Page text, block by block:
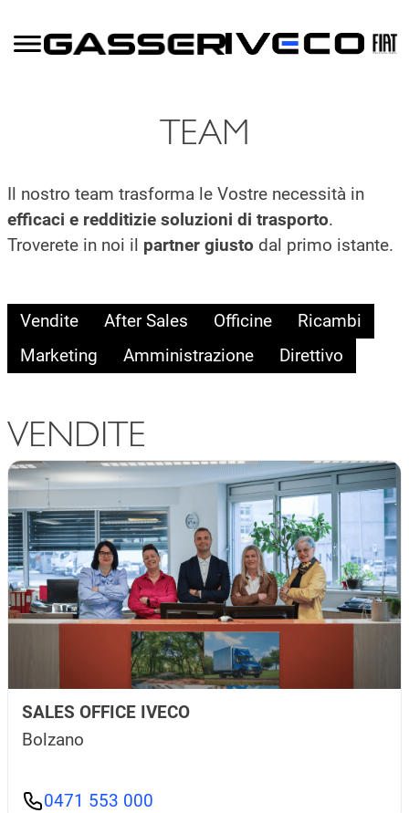
TEAM
Il nostro team trasforma le Vostre necessità in
efficaci e redditizie soluzioni di trasporto.
Troverete in noi il partner giusto dal primo istante.
Vendite After Sales Officine
Ricambi
Marketing
Amministrazione Direttivo
VENDITE
SALES OFFICE IVECO
Bolzano
0471 553 000